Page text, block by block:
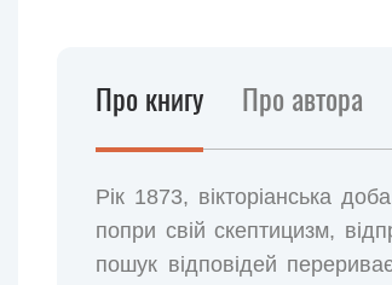
Про книгу Про автора
Рік 1873, вікторіанська
попри свій скептицизм,
пошук відповідей